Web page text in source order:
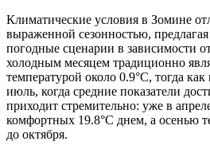
Климатические условия в Зомине
выраженной сезонностью,
погодные сценарии в зависимости
холодным месяцем традиционно
температурой около 0.9°C, тогда
июль, когда средние показатели
приходит стремительно: уже в
комфортных 19.8°C днем, а осенью
до октября.